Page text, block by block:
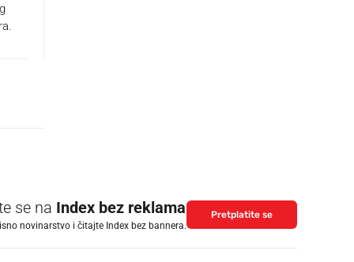
se na Index bez reklama
novinarstvo i čitajte Index bez bannera.
Pretplatite se